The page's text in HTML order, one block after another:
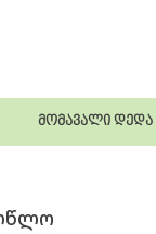
მომავალი დედა